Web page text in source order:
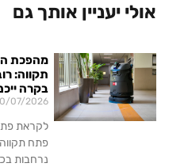
אולי יעניין אותך גם
מהפכת
תקווה:
בקרה
07/2026
לקראת
פתח